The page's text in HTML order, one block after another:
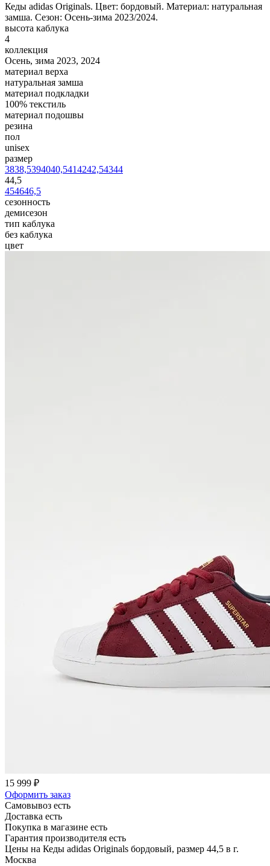
Кеды adidas Originals. Цвет: бордовый. Материал: натуральная
замша. Сезон: Осень-зима 2023/2024.
высота каблука
4
коллекция
Осень, зима 2023, 2024
материал верха
натуральная замша
материал подкладки
100% текстиль
материал подошвы
резина
пол
unisex
размер
3838,5394040,5414242,54344
44,5
454646,5
сезонность
демисезон
тип каблука
без каблука
цвет
15 999 ₽
Оформить заказ
Самовывоз есть
Доставка есть
Покупка в магазине есть
Гарантия производителя есть
Цены на Кеды adidas Originals бордовый, размер 44,5 в г.
Москва